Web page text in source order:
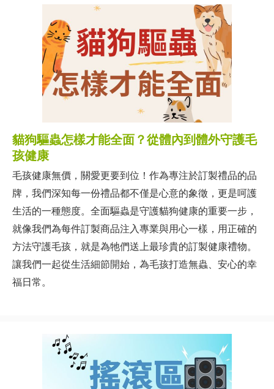
貓狗驅蟲怎樣才能全面？從體內到體外守護毛
孩健康
毛孩健康無價，關愛更要到位！作為專注於訂製禮品的品
牌，我們深知每一份禮品都不僅是心意的象徵，更是呵護
生活的一種態度。全面驅蟲是守護貓狗健康的重要一步，
就像我們為每件訂製商品注入專業與用心一樣，用正確的
方法守護毛孩，就是為牠們送上最珍貴的訂製健康禮物。
讓我們一起從生活細節開始，為毛孩打造無蟲、安心的幸
福日常。